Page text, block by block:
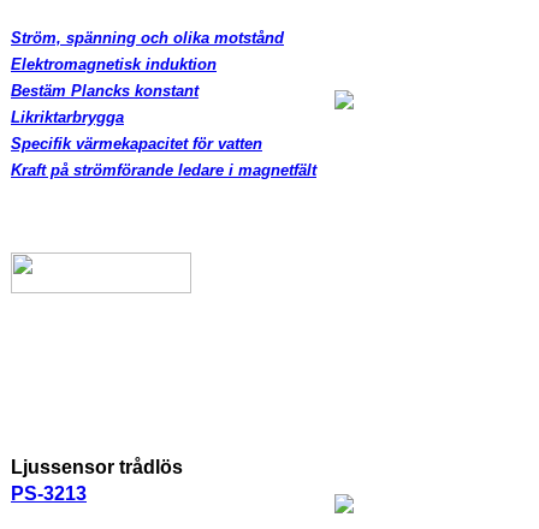
Ström, spänning och olika motstånd
Elektromagnetisk induktion
Bestäm Plancks konstant
Likriktarbrygga
Specifik värmekapacitet för vatten
Kraft på strömförande ledare i magnetfält
Ljussensor trådlös
PS-3213